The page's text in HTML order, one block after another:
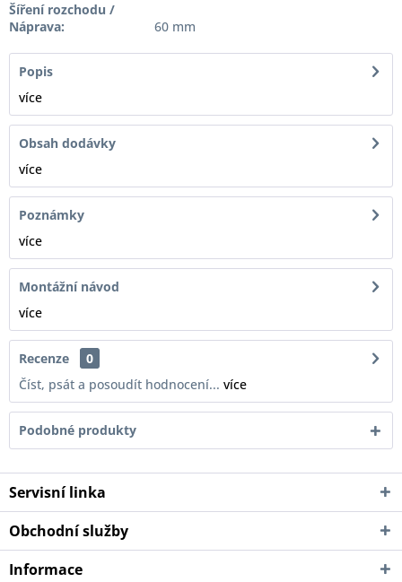
Šíření rozchodu /
Náprava:
60 mm
Popis
více
Obsah dodávky
více
Poznámky
více
Montážní návod
více
Recenze
0
Číst, psát a posoudít hodnocení... více
Podobné produkty
Servisní linka
Obchodní služby
Informace